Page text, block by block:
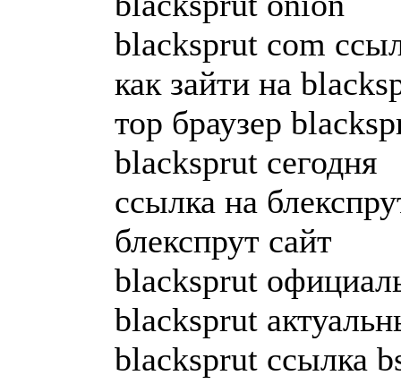
blacksprut com
как зайти на
тор браузер
blacksprut сегодня
ссылка на
блекспрут сайт
blacksprut
blacksprut
blacksprut ссылка